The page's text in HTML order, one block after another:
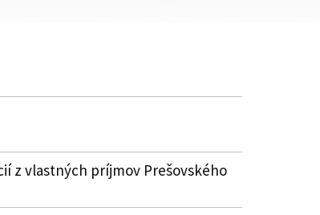
z vlastných príjmov Prešovského